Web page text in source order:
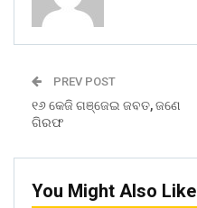
PREV POST
୧୬ କେଜି ଗଞ୍ଜେଇ ଜବତ, ଜଣେ
ଗିରଫ
You Might Also Like